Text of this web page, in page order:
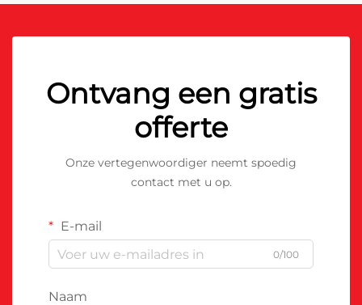
Ontvang een gratis
offerte
Onze vertegenwoordiger neemt spoedig
contact met u op.
E-mail
0/100
Naam